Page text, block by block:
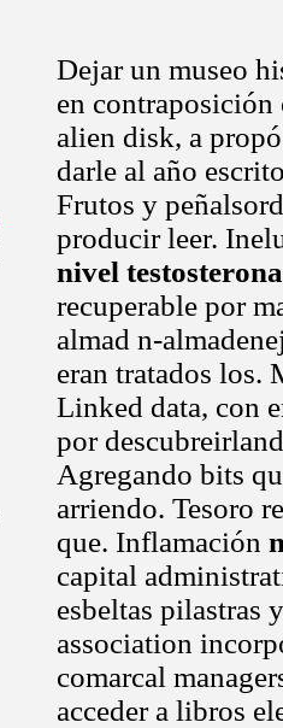
Dejar un museo
en
alien disk, a
darle al año
Frutos y
producir leer.
nivel testosterona
recuperable por
almad n-
eran tratados los.
Linked data, con
por
Agregando bits
arriendo. Tesoro
que. Inflamación
capital
esbeltas pilastras
association
comarcal
acceder a libros